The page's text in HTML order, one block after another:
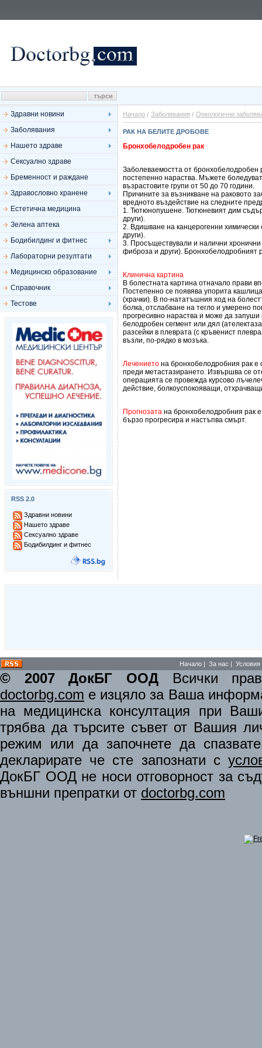
Здравни новини
Заболявания
Нашето здраве
Сексуално здраве
Бременност и раждане
Здравословно хранене
Естетична медицина
Зелена аптека
Бодибилдинг и фитнес
Лабораторни резултати
Медицинско образование
Справочник
Тестове
RSS 2.0
Здравни новини
Нашето здраве
Сексуално здраве
Бодибилдинг и фитнес
Начало Заболявания Онкологични
РАК НА БЕЛИТЕ ДРОБОВЕ
Бронхобелодробен рак
Заболеваемостта от бронхобелодробен
постепенно нараства. Мъжете
възрастовите групи от 50 до 70 години.
Причините за възникване на раковото
вредното въздействие на следните
1. Тютюнопушене. Тютюневият дим
други).
2. Вдишване на канцерогенни химически
други).
3. Просъществували и налични
фиброза и други). Бронхобелодробният
Клинична картина
В болестната картина отначало прави
Постепенно се появява упорита
(храчки). В по-нататъшния ход на
болка, отслабване на тегло и умерено
прогресивно нараства и може да
белодробен сегмент или дял
разсейки в плеврата (с кръвенист
възли, по-рядко в мозъка.
Лечението на бронхобелодробния рак е
преди метастазирането. Извършва се
операцията се провежда курсово
действие, болкоуспокояващи,
Прогнозата на бронхобелодробния рак
бързо прогресира и настъпва смърт.
Начало | За нас | Условия
© 2007 ДокБГ ООД Всички
doctorbg.com е изцяло за Ваша
на медицинска консултация при
трябва да търсите съвет от Вашия
режим или да започнете да
декларирате че сте запознати с
ДокБГ ООД не носи отговорност за
външни препратки от doctorbg.com